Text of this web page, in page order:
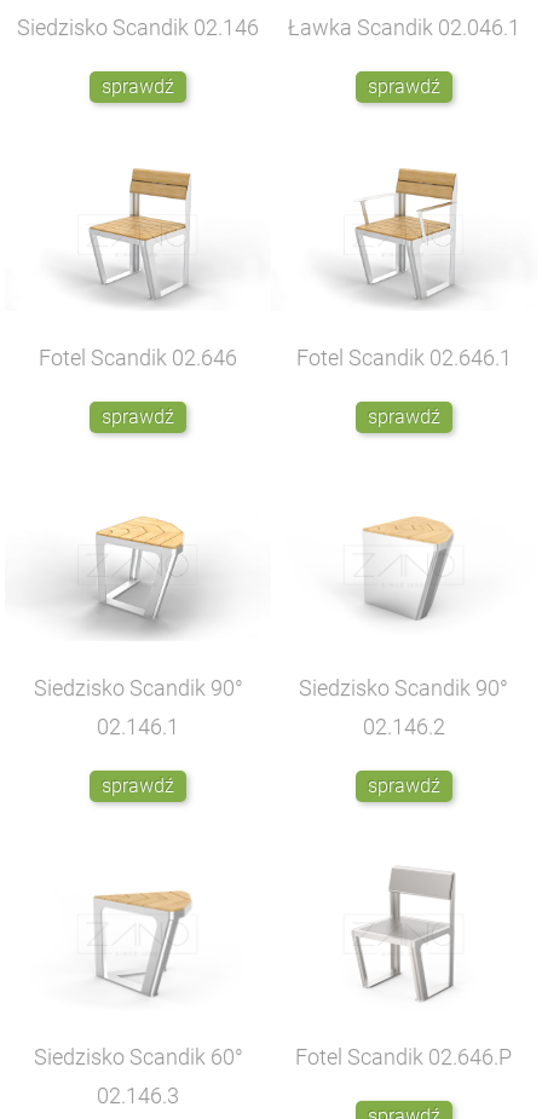
Siedzisko Scandik 02.146
sprawdź
Ławka Scandik 02.046.1
sprawdź
Fotel Scandik 02.646
sprawdź
Fotel Scandik 02.646.1
sprawdź
Siedzisko Scandik 90°
02.146.1
sprawdź
Siedzisko Scandik 90°
02.146.2
sprawdź
Siedzisko Scandik 60°
02.146.3
Fotel Scandik 02.646.P